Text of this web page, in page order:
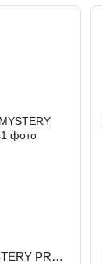
Батончик шоколадный MYSTERY PRODUCT Fizi 45 г